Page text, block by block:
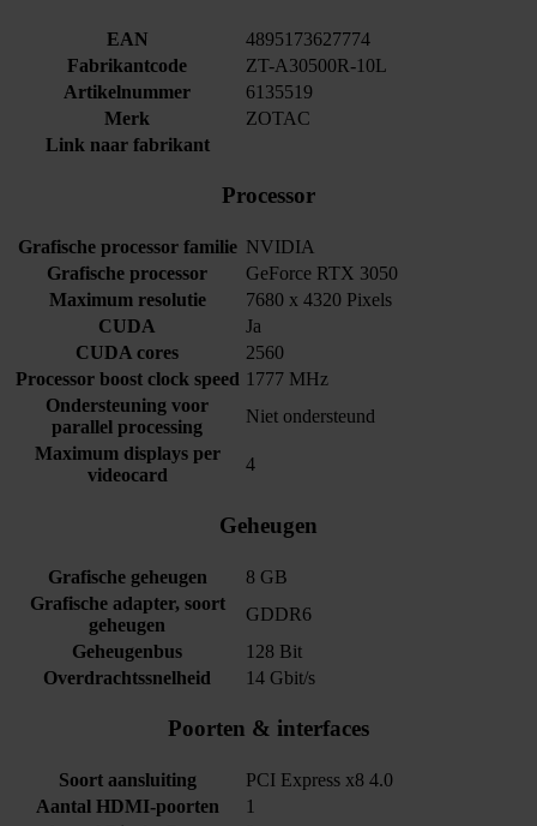
EAN
4895173627774
Fabrikantcode
ZT-A30500R-10L
Artikelnummer
6135519
Merk
ZOTAC
Link naar fabrikant
Processor
Grafische processor familie NVIDIA
Grafische processor
GeForce RTX 3050
Maximum resolutie
7680 x 4320 Pixels
CUDA
Ja
CUDA cores
2560
Processor boost clock speed 1777 MHz
Ondersteuning voor
parallel processing
Niet ondersteund
Maximum displays per
videocard
4
Geheugen
Grafische geheugen
8 GB
Grafische adapter, soort
geheugen
GDDR6
Geheugenbus
128 Bit
Overdrachtssnelheid
14 Gbit/s
Poorten & interfaces
Soort aansluiting
PCI Express x8 4.0
Aantal HDMI-poorten
1